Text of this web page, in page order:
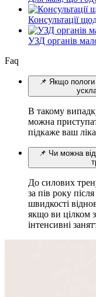
Консультації
УЗД органів
Faq
📌 Якщо пологи
В такому
можна
підкаже ваш
📌 Чи можна
До силових
за пів року
швидкості
якщо ви цілком
інтенсивні